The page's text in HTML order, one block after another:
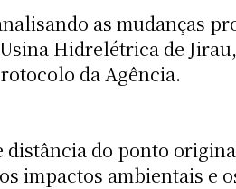
as mudanças
Hidrelétrica de
da Agência.
do ponto
impactos ambientais e